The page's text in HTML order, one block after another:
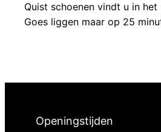
Quist schoenen vindt u in
Goes liggen maar op 25
Openingstijden